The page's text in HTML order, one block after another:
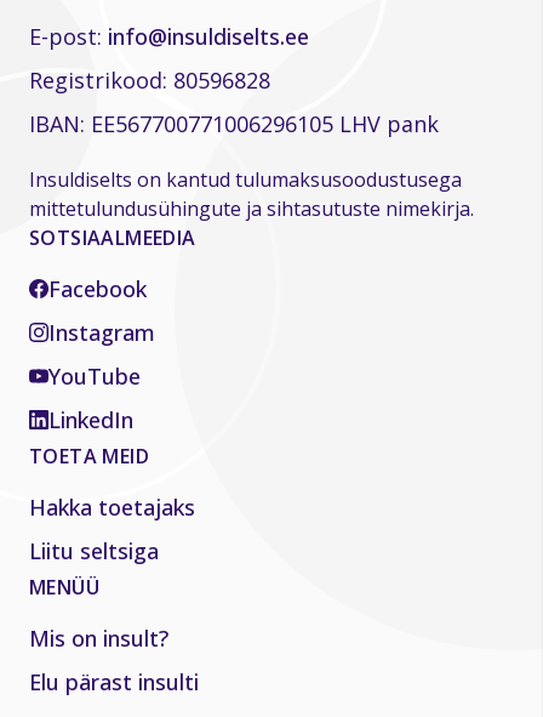
E-post: info@insuldiselts.ee
Registrikood: 80596828
IBAN: EE567700771006296105 LHV pank
Insuldiselts on kantud tulumaksusoodustusega
mittetulundusühingute ja sihtasutuste nimekirja.
SOTSIAALMEEDIA
Facebook
Instagram
YouTube
LinkedIn
TOETA MEID
Hakka toetajaks
Liitu seltsiga
MENÜÜ
Mis on insult?
Elu pärast insulti